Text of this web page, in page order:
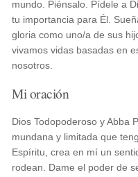
mundo. Piénsalo. Pídele a
tu importancia para Él.
gloria como uno/a de sus
vivamos vidas basadas en
nosotros.
Mi oración
Dios Todopoderoso y Abba
mundana y limitada que
Espíritu, crea en mí un
rodean. Dame el poder de